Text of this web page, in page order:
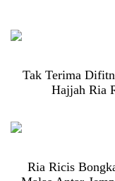
Tak Terima
Hajjah Ria
Ria Ricis